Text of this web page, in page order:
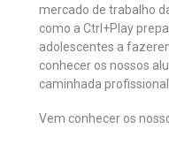
mercado de trabalho
como a Ctrl+Play
adolescentes a
conhecer os nossos
caminhada
Vem conhecer os